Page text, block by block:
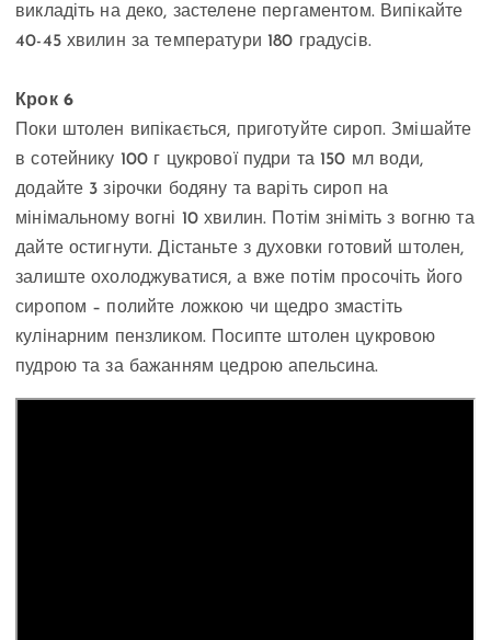
викладіть на деко, застелене пергаментом. Випікайте
40-45 хвилин за температури 180 градусів.
Крок 6
Поки штолен випікається, приготуйте сироп. Змішайте
в сотейнику 100 г цукрової пудри та 150 мл води,
додайте 3 зірочки бодяну та варіть сироп на
мінімальному вогні 10 хвилин. Потім зніміть з вогню та
дайте остигнути. Дістаньте з духовки готовий штолен,
залиште охолоджуватися, а вже потім просочіть його
сиропом – полийте ложкою чи щедро змастіть
кулінарним пензликом. Посипте штолен цукровою
пудрою та за бажанням цедрою апельсина.